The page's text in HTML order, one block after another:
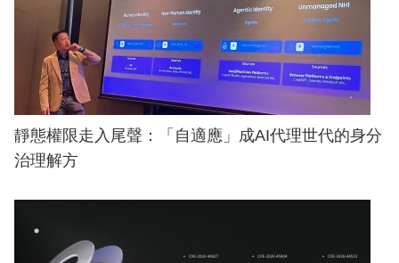
靜態權限走入尾聲：「自適應」成AI代理世代的身分
治理解方